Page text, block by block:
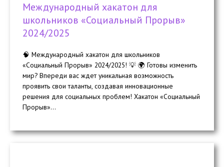
Международный хакатон для
школьников «Социальный Прорыв»
2024/2025
🧠 Международный хакатон для школьников
«Социальный Прорыв» 2024/2025! 💡 🌍 Готовы изменить
мир? Впереди вас ждет уникальная возможность
проявить свои таланты, создавая инновационные
решения для социальных проблем! Хакатон «Социальный
Прорыв»...